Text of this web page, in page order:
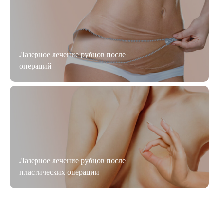
Лазерное лечение рубцов после
операций
Лазерное лечение рубцов после
пластических операций